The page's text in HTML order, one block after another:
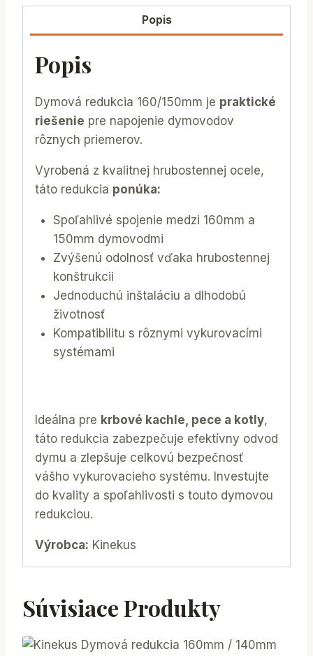
Popis
Popis
Dymová redukcia 160/150mm je praktické
riešenie pre napojenie dymovodov
rôznych priemerov.
Vyrobená z kvalitnej hrubostennej ocele,
táto redukcia ponúka:
Spoľahlivé spojenie medzi 160mm a
150mm dymovodmi
Zvýšenú odolnosť vďaka hrubostennej
konštrukcii
Jednoduchú inštaláciu a dlhodobú
životnosť
Kompatibilitu s rôznymi vykurovacími
systémami
Ideálna pre krbové kachle, pece a kotly,
táto redukcia zabezpečuje efektívny odvod
dymu a zlepšuje celkovú bezpečnosť
vášho vykurovacieho systému. Investujte
do kvality a spoľahlivosti s touto dymovou
redukciou.
Výrobca: Kinekus
Súvisiace Produkty